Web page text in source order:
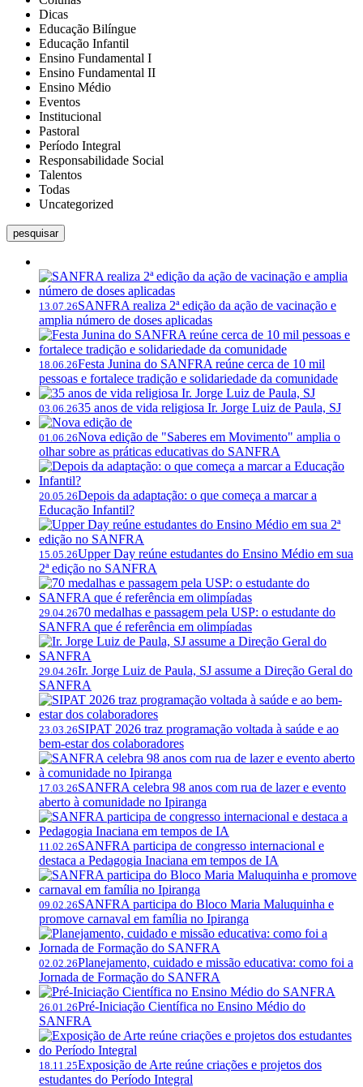
Dicas
Educação Bilíngue
Educação Infantil
Ensino Fundamental I
Ensino Fundamental II
Ensino Médio
Eventos
Institucional
Pastoral
Período Integral
Responsabilidade Social
Talentos
Todas
Uncategorized
pesquisar
13.07.26SANFRA realiza 2ª edição da ação de vacinação e
amplia número de doses aplicadas
18.06.26Festa Junina do SANFRA reúne cerca de 10 mil
pessoas e fortalece tradição e solidariedade da comunidade
03.06.2635 anos de vida religiosa Ir. Jorge Luiz de Paula, SJ
01.06.26Nova edição de "Saberes em Movimento" amplia o
olhar sobre as práticas educativas do SANFRA
20.05.26Depois da adaptação: o que começa a marcar a
Educação Infantil?
15.05.26Upper Day reúne estudantes do Ensino Médio em sua
2ª edição no SANFRA
29.04.2670 medalhas e passagem pela USP: o estudante do
SANFRA que é referência em olimpíadas
29.04.26Ir. Jorge Luiz de Paula, SJ assume a Direção Geral do
SANFRA
23.03.26SIPAT 2026 traz programação voltada à saúde e ao
bem-estar dos colaboradores
17.03.26SANFRA celebra 98 anos com rua de lazer e evento
aberto à comunidade no Ipiranga
11.02.26SANFRA participa de congresso internacional e
destaca a Pedagogia Inaciana em tempos de IA
09.02.26SANFRA participa do Bloco Maria Maluquinha e
promove carnaval em família no Ipiranga
02.02.26Planejamento, cuidado e missão educativa: como foi a
Jornada de Formação do SANFRA
26.01.26Pré-Iniciação Científica no Ensino Médio do
SANFRA
18.11.25Exposição de Arte reúne criações e projetos dos
estudantes do Período Integral